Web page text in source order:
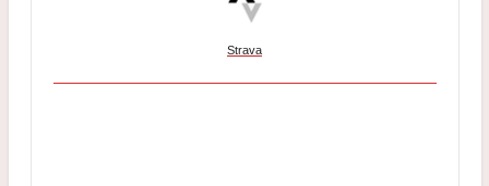
Strava